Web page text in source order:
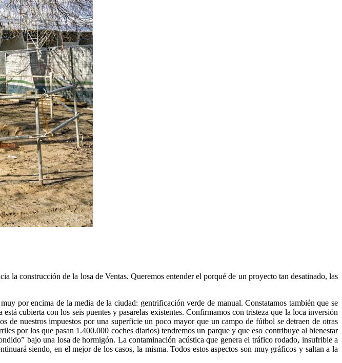
la construcción de la losa de Ventas. Queremos entender el porqué de un proyecto tan desatinado, las
por encima de la media de la ciudad: gentrificación verde de manual. Constatamos también que se
cubierta con los seis puentes y pasarelas existentes. Confirmamos con tristeza que la loca inversión
de nuestros impuestos por una superficie un poco mayor que un campo de fútbol se detraen de otras
por los que pasan 1.400.000 coches diarios) tendremos un parque y que eso contribuye al bienestar
bajo una losa de hormigón. La contaminación acústica que genera el tráfico rodado, insufrible a
siendo, en el mejor de los casos, la misma. Todos estos aspectos son muy gráficos y saltan a la